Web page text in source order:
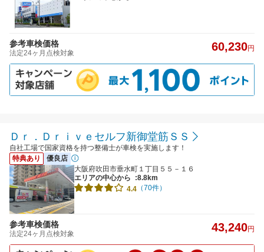
参考車検価格
法定24ヶ月点検対象 60,230円
Ｄｒ．Ｄｒｉｖｅセルフ新御堂筋ＳＳ
自社工場で国家資格を持つ整備士が車検を実施します！
特典あり
優良店
大阪府吹田市垂水町１丁目５５－１６
エリアの中心から
:8.8km
4.4 （70件）
参考車検価格
法定24ヶ月点検対象 43,240円